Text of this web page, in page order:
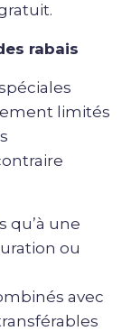
rabais
limités
qu’à une
ou
avec